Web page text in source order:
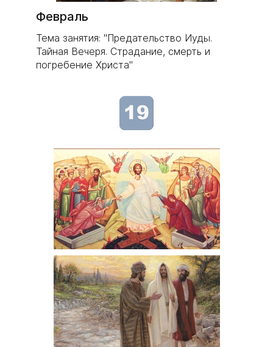
Февраль
Тема занятия: "Предательство Иуды.
Тайная Вечеря. Страдание, смерть и
погребение Христа"